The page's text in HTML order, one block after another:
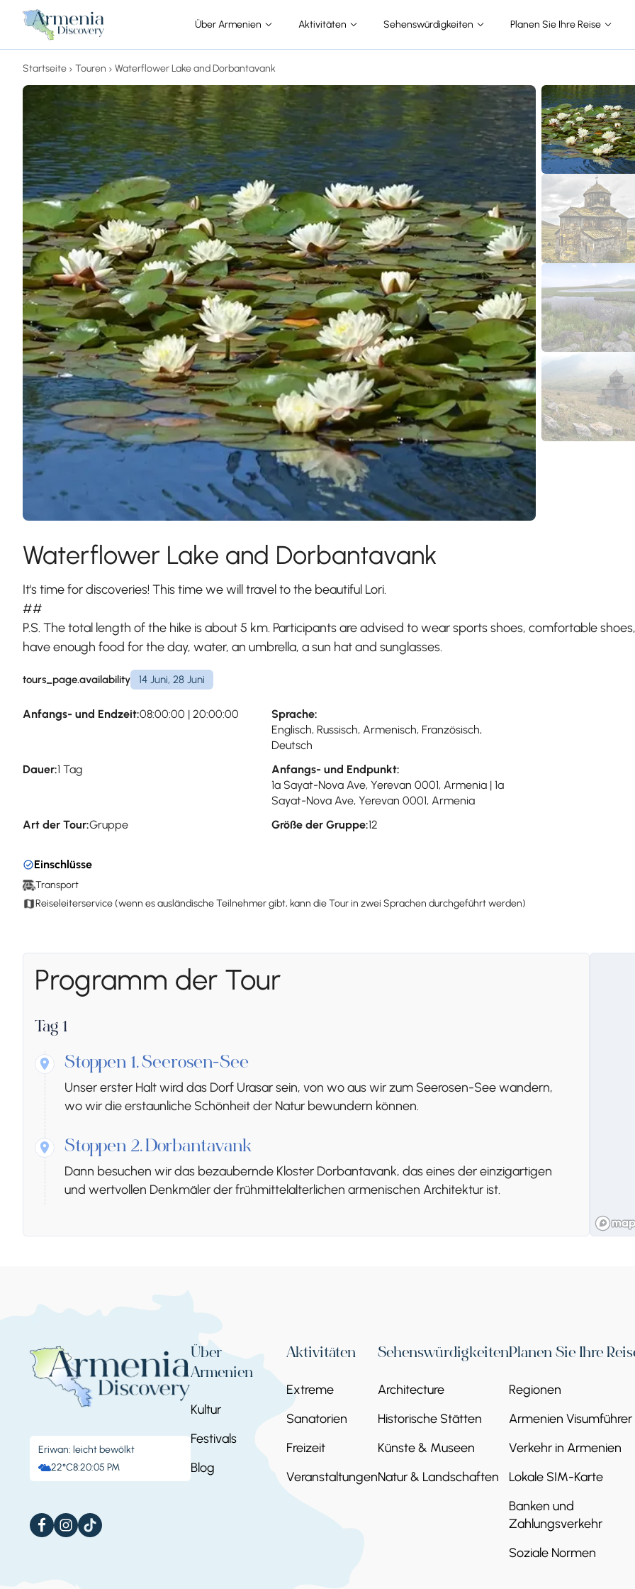
Über Armenien Aktivitäten Sehenswürdigkeiten Planen Sie Ihre Reise
Startseite Touren Waterflower Lake and Dorbantavank
Waterflower Lake and Dorbantavank
It's time for discoveries! This time we will travel to the beautiful Lori.
##
P.S. The total length of the hike is about 5 km. Participants are advised to wear sports shoes, comfortable shoes,
have enough food for the day, water, an umbrella, a sun hat and sunglasses.
tours_page.availability 14 Juni, 28 Juni
Anfangs- und Endzeit:08:00:00 | 20:00:00
Sprache:
Englisch, Russisch, Armenisch, Französisch,
Deutsch
Dauer:1 Tag
Anfangs- und Endpunkt:
1a Sayat-Nova Ave, Yerevan 0001, Armenia | 1a
Sayat-Nova Ave, Yerevan 0001, Armenia
Art der Tour:Gruppe Größe der Gruppe:12
Einschlüsse
Transport
Reiseleiterservice (wenn es ausländische Teilnehmer gibt, kann die Tour in zwei Sprachen durchgeführt werden)
Programm der Tour
Tag 1
Stoppen 1.Seerosen-See
Unser erster Halt wird das Dorf Urasar sein, von wo aus wir zum Seerosen-See wandern,
wo wir die erstaunliche Schönheit der Natur bewundern können.
Stoppen 2. Dorbantavank
Dann besuchen wir das bezaubernde Kloster Dorbantavank, das eines der einzigartigen
und wertvollen Denkmäler der frühmittelalterlichen armenischen Architektur ist.
Eriwan: leicht bewölkt
22°C8:20:06 PM
Über
Armenien
Kultur
Festivals
Blog
Aktivitäten
Extreme
Sanatorien
Freizeit
Veranstaltungen
Sehenswürdigkeiten
Architecture
Historische Stätten
Künste & Museen
Natur & Landschaften
Planen Sie Ihre
Regionen
Armenien
Verkehr in Armenien
Lokale SIM-Karte
Banken und
Zahlungsverkehr
Soziale Normen